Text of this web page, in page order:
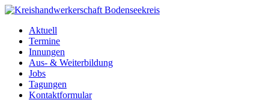
Aktuell
Termine
Innungen
Aus- & Weiterbildung
Jobs
Tagungen
Kontaktformular